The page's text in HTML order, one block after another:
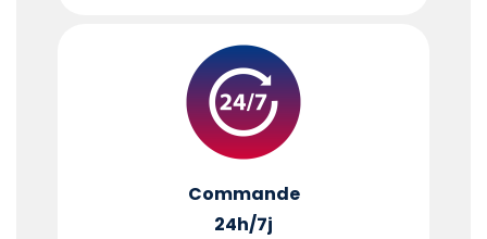
Commande
24h/7j